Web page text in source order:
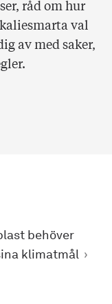
råd om hur
val
av med saker,
behöver
klimatmål